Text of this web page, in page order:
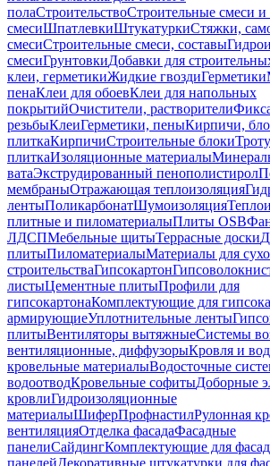
полаСтроительствоСтроительные смеси и
смесиШпатлевкиШтукатуркиСтяжки,
смесиСтроительные смеси, составы
смесиГрунтовкиДобавки для
клеи, герметикиЖидкие гвоздиГерметики
пенаКлеи для обоевКлеи для напольных
покрытийОчистители, растворители
резьбыКлеиГерметики, пеныКирпичи,
плиткаКирпичиСтроительные блоки
плиткаИзоляционные материалы
ватаЭкструдированный пенополистирол
мембраныОтражающая теплоизоляция
лентыПоликарбонатШумоизоляция
плитные и пиломатериалыПлиты OSB
ЛДСПМебельные щитыТеррасные доски
плитыПиломатериалыМатериалы для
строительстваГипсокартон
листыЦементные плитыПрофили для
гипсокартонаКомплектующие для
армирующиеУплотнительные ленты
плитыВентиляторы вытяжныеСистемы
вентиляционные, диффузорыКровля и
кровельные материалыВодосточные
водоотводКровельные софитыДоборные
кровлиГидроизоляционные
материалыШиферПрофнастилРулонная
вентиляцияОтделка фасадаФасадные
панелиСайдингКомплектующие для
панелейДекоративные штукатурки для